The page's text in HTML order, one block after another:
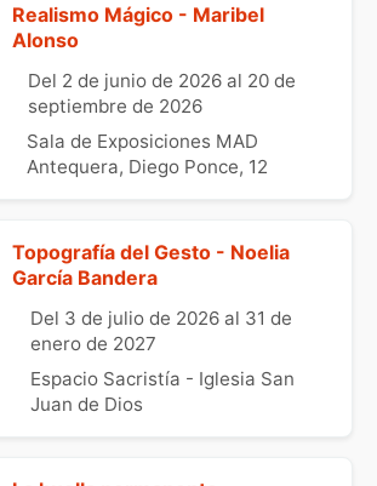
Realismo Mágico - Maribel
Alonso
Del 2 de junio de 2026 al 20 de
septiembre de 2026
Sala de Exposiciones MAD
Antequera, Diego Ponce, 12
Topografía del Gesto - Noelia
García Bandera
Del 3 de julio de 2026 al 31 de
enero de 2027
Espacio Sacristía - Iglesia San
Juan de Dios